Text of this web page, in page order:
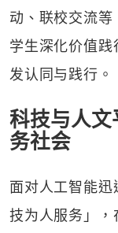
动、联校交流
学生深化价值
发认同与践行。
科技与人
务社会
面对人工智能
技为人服务」